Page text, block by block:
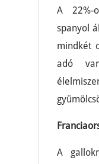
A 22%-
spanyol
mindkét
adó
A